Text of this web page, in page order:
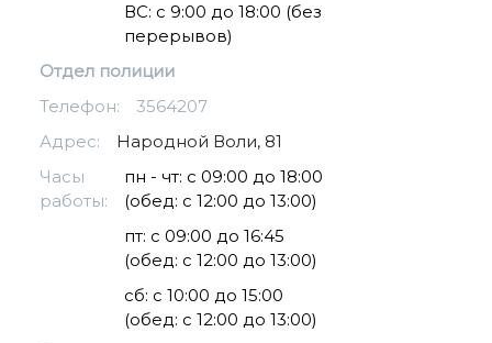
ВС: с 9:00 до 18:00 (без
перерывов)
Отдел полиции
Телефон:
3564207
Адрес:
​Народной Воли, 81
Часы
работы:
пн - чт: с 09:00 до 18:00
(обед: с 12:00 до 13:00)
пт: с 09:00 до 16:45
(обед: с 12:00 до 13:00)
сб: с 10:00 до 15:00
(обед: с 12:00 до 13:00)